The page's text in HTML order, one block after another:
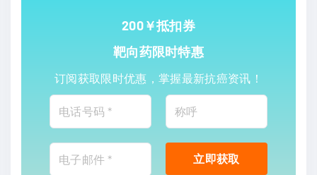
200￥抵扣券
靶向药限时特惠
订阅获取限时优惠，掌握最新抗癌资讯！